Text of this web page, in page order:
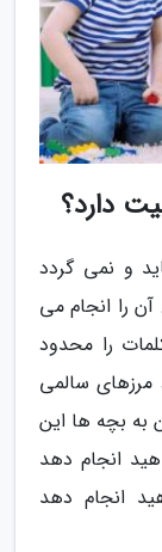
دارد؟
و نمی گردد
را انجام می
را محدود
مرزهای سالمی
به بچه ها این
انجام دهد
انجام دهد